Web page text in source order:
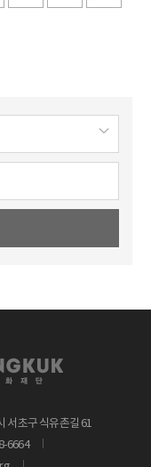
서초구 식유촌길 61
6664